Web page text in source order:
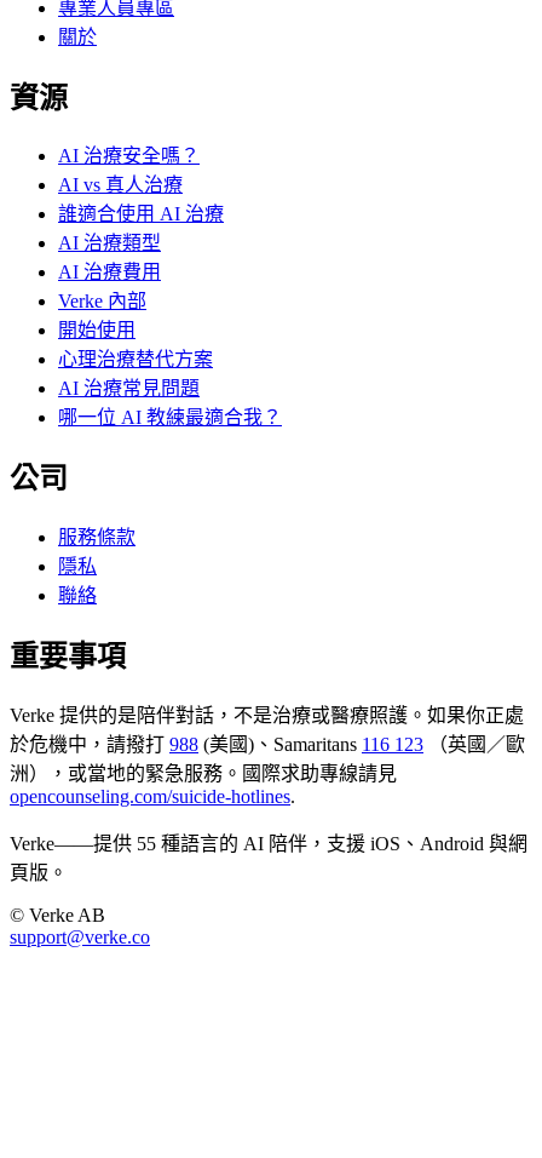
專業人員專區
關於
資源
AI 治療安全嗎？
AI vs 真人治療
誰適合使用 AI 治療
AI 治療類型
AI 治療費用
Verke 內部
開始使用
心理治療替代方案
AI 治療常見問題
哪一位 AI 教練最適合我？
公司
服務條款
隱私
聯絡
重要事項
Verke 提供的是陪伴對話，不是治療或醫療照護。如果你正處
於危機中，請撥打 988 (美國)、Samaritans 116 123
（英國／歐
洲），或當地的緊急服務。國際求助專線請見
opencounseling.com/suicide-hotlines.
Verke——提供 55 種語言的 AI 陪伴，支援 iOS、Android 與網
頁版。
© Verke AB
support@verke.co